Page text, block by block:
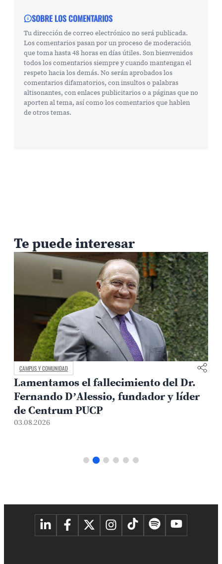
SOBRE LOS COMENTARIOS
Tu dirección de correo electrónico no será publicada.
Los comentarios pasan por un proceso de moderación
que toma hasta 48 horas en días útiles. Son bienvenidos
todos los comentarios siempre y cuando mantengan el
respeto hacia los demás. No serán aprobados los
comentarios difamatorios, con insultos o palabras
altisonantes, con enlaces publicitarios o a páginas que no
aporten al tema, así como los comentarios que hablen
de otros temas.
Te puede interesar
CAMPUS Y COMUNIDAD
Lamentamos el fallecimiento del Dr.
Fernando D’Alessio, fundador y líder
de Centrum PUCP
03.08.2026